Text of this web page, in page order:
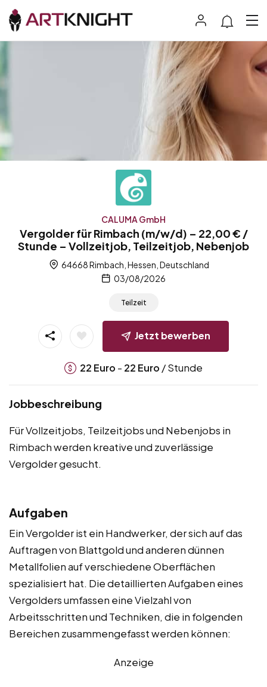
CALUMA GmbH
Vergolder für Rimbach (m/w/d) – 22,00 € /
Stunde – Vollzeitjob, Teilzeitjob, Nebenjob
64668 Rimbach, Hessen, Deutschland
03/08/2026
Teilzeit
Jetzt bewerben
22 Euro - 22 Euro / Stunde
Jobbeschreibung
Für Vollzeitjobs, Teilzeitjobs und Nebenjobs in
Rimbach werden kreative und zuverlässige
Vergolder gesucht.
Aufgaben
Ein Vergolder ist ein Handwerker, der sich auf das
Auftragen von Blattgold und anderen dünnen
Metallfolien auf verschiedene Oberflächen
spezialisiert hat. Die detaillierten Aufgaben eines
Vergolders umfassen eine Vielzahl von
Arbeitsschritten und Techniken, die in folgenden
Bereichen zusammengefasst werden können:
Anzeige